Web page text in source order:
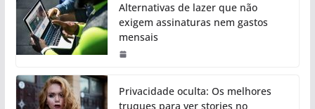
Alternativas de lazer que não
exigem assinaturas nem gastos
mensais
Privacidade oculta: Os melhores
truques para ver stories no